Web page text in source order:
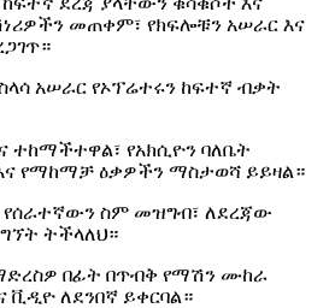
መጠቀም፣ የክፍሎቹን አሠራር እና
አሠራር የኦፕሬተሩን ከፍተኛ ብቃት
ተከማችተዋል፣ የአክሲዮን ባለቤት
የማከማቻ ዕቃዎችን ማስታወሻ ይይዛል።
የሰራተኛውን ስም መዝግብ፣ ለደረጃው
ትችላለህ።
በፊት በጥብቅ የማሽን ሙከራ
ቪዲዮ ለደንበኛ ይቀርባል።